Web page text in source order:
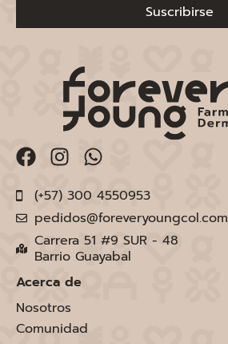
Suscribirse
(+57) 300 4550953
pedidos@foreveryoungcol.com
Carrera 51 #9 SUR - 48
Barrio Guayabal
Acerca de
Nosotros
Comunidad